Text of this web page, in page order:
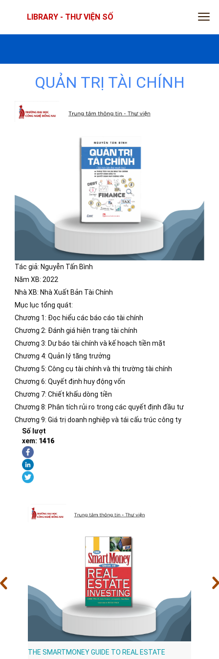
LIBRARY - THƯ VIỆN SỐ
QUẢN TRỊ TÀI CHÍNH
Tác giả: Nguyễn Tấn Bình
Năm XB: 2022
Nhà XB: Nhà Xuất Bản Tài Chính
Mục lục tổng quát:
Chương 1: Đọc hiểu các báo cáo tài chính
Chương 2: Đánh giá hiện trạng tài chính
Chương 3: Dự báo tài chính và kế hoạch tiền mặt
Chương 4: Quản lý tăng trưởng
Chương 5: Công cụ tài chính và thị trường tài chính
Chương 6: Quyết định huy động vốn
Chương 7: Chiết khấu dòng tiền
Chương 8: Phân tích rủi ro trong các quyết định đầu tư
Chương 9: Giá trị doanh nghiệp và tái cấu trúc công ty
Số lượt
xem: 1416
THE SMARTMONEY GUIDE TO REAL ESTATE